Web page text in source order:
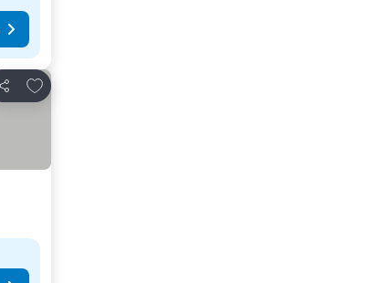
Teilen
Zu Favoriten hinzufügen